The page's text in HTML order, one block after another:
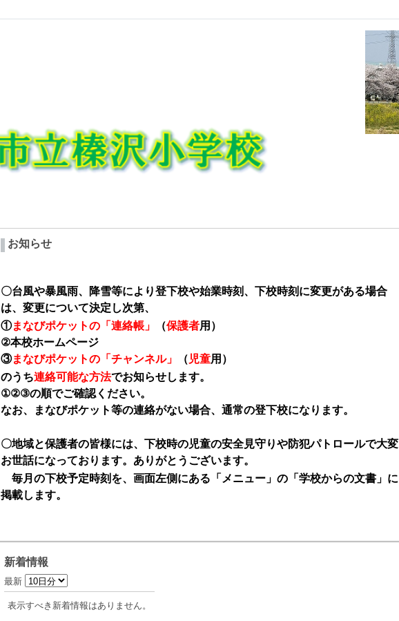
お知らせ
〇台風や暴風雨、 降雪等により登下校や始業時刻、下校時刻に変更がある場合
は、変更について決定し次第、
①まなびポケットの「連絡帳」 （保護者用）
②本校ホームページ
③まなびポケットの「チャンネル」 （ 児童用）
のうち連絡可能な方法でお知らせします。
①②③の順でご確認ください。
なお、まなびポケット等の連絡がない場合、通常の登下校になります。
〇地域と保護者の皆様には、下校時の児童の安全見守りや防犯パトロールで大変
お世話になっております。ありがとうございます。
毎月の下校予定時刻を、画面左側にある「メニュー」の「学校からの文書」に
掲載します。
新着情報
最新
表示すべき新着情報はありません。